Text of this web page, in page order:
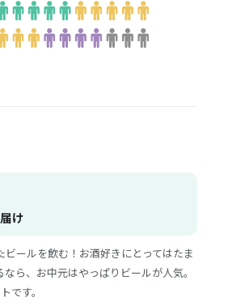
け
ールを飲む！お酒好きにとってはたま
ら、お中元はやっぱりビールが人気。
です。